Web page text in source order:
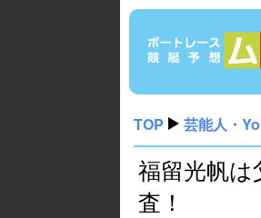
TOP 芸能人・
福留光帆
査！